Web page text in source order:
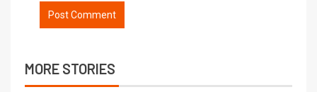
MORE STORIES